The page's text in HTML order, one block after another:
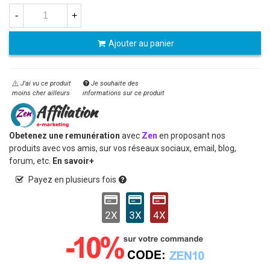
- +
Ajouter au panier
J'ai vu ce produit
moins cher ailleurs
Je souhaite des
informations sur ce produit
Obetenez une remunération avec Zen en proposant nos
produits avec vos amis, sur vos réseaux sociaux, email, blog,
forum, etc. En savoir+
Payez en plusieurs fois
2X 3X 4X